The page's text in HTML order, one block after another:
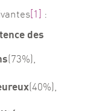
[1]
:
des
(73%),
(40%),